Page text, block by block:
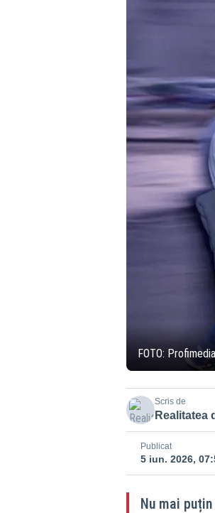
FOTO: Profimedia
Scris de
Realitatea
Publicat
5 iun. 2026,
Nu mai